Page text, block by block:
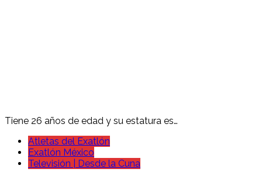
Tiene 26 años de edad y su estatura es…
Atletas del Exatlón
Exatlón México
Televisión | Desde la Cuna